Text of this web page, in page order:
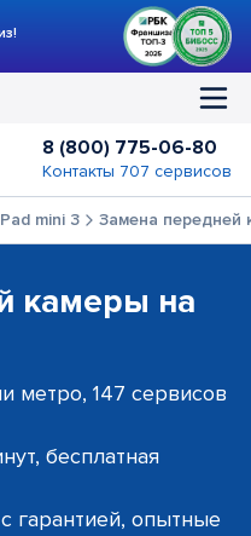
8 (800) 775-06-80
Контакты 707 сервисов
mini 3 Замена передней
камеры на
метро, 147 сервисов
бесплатная
гарантией, опытные